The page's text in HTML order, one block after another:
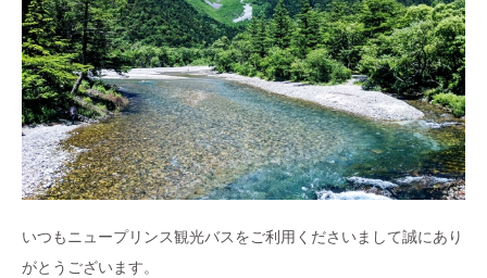
いつもニュープリンス観光バスをご利用くださいまして誠にあり
がとうございます。